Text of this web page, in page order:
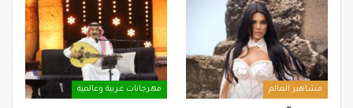
مشاهير العالم مهرجانات عربية وعالمية